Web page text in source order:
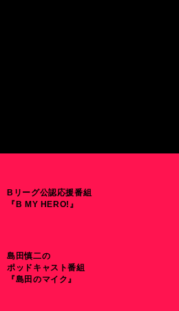
Bリーグ公認応援番組
『B MY HERO!』
島田慎二の
ポッドキャスト番組
『島田のマイク』